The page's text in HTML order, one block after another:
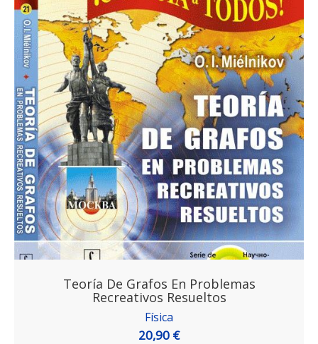
Teoría De Grafos En Problemas
Recreativos Resueltos
Física
20,90 €